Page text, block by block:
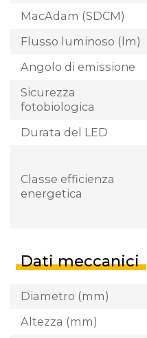
MacAdam (SDCM)
Flusso luminoso (lm)
Angolo di emissione
Sicurezza
fotobiologica
Durata del LED
Classe efficienza
energetica
Dati meccanici
Diametro (mm)
Altezza (mm)